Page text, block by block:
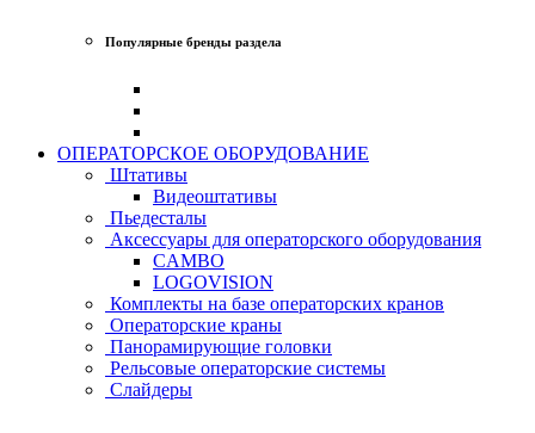
Популярные бренды раздела
ОПЕРАТОРСКОЕ ОБОРУДОВАНИЕ
Штативы
Видеоштативы
Пьедесталы
Аксессуары для операторского оборудования
CAMBO
LOGOVISION
Комплекты на базе операторских кранов
Операторские краны
Панорамирующие головки
Рельсовые операторские системы
Слайдеры